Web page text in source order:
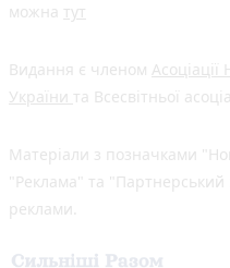
можна тут
Видання є членом Асоціації
України та Всесвітньої
Матеріали з позначками
"Реклама" та "Партнерський
реклами.